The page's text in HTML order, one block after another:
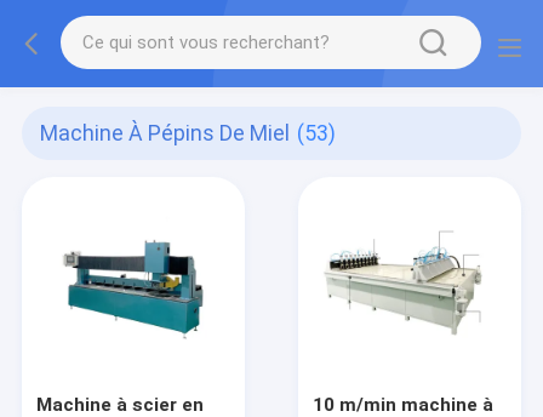
Machine À Pépins De Miel (53)
Machine à scier en
10 m/min machine à